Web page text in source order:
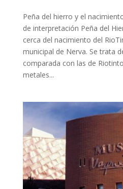
Peña del hierro y el
de interpretación Peña del
cerca del nacimiento del
municipal de Nerva. Se trata
comparada con las de
metales...